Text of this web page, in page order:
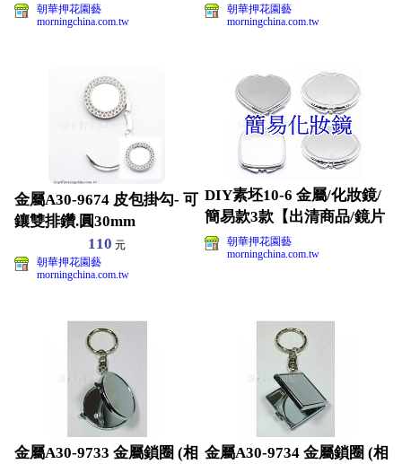
朝華押花園藝
morningchina.com.tw
朝華押花園藝
morningchina.com.tw
金屬A30-9674 皮包掛勾- 可
鑲雙排鑽.圓30mm
110 元
朝華押花園藝
morningchina.com.tw
DIY素坯10-6 金屬/化妝鏡/
簡易款3款【出清商品/鏡片
品質較差】
朝華押花園藝
morningchina.com.tw
金屬A30-9733 金屬鎖圈 (相 金屬A30-9734 金屬鎖圈 (相